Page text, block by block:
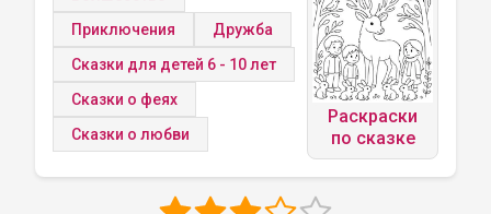
Приключения
Дружба
Сказки для детей 6 - 10 лет
Сказки о феях
Сказки о любви
Раскраски
по сказке